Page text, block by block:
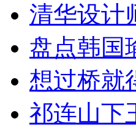
清华设计
盘点韩国
想过桥就
祁连山下